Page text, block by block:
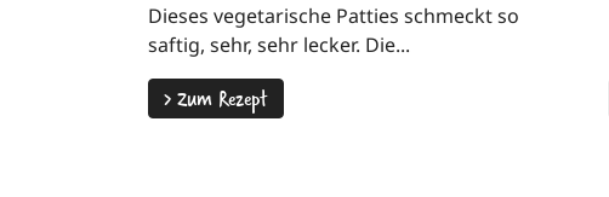
Dieses vegetarische Patties schmeckt so
saftig, sehr, sehr lecker. Die...
>Zum Rezept